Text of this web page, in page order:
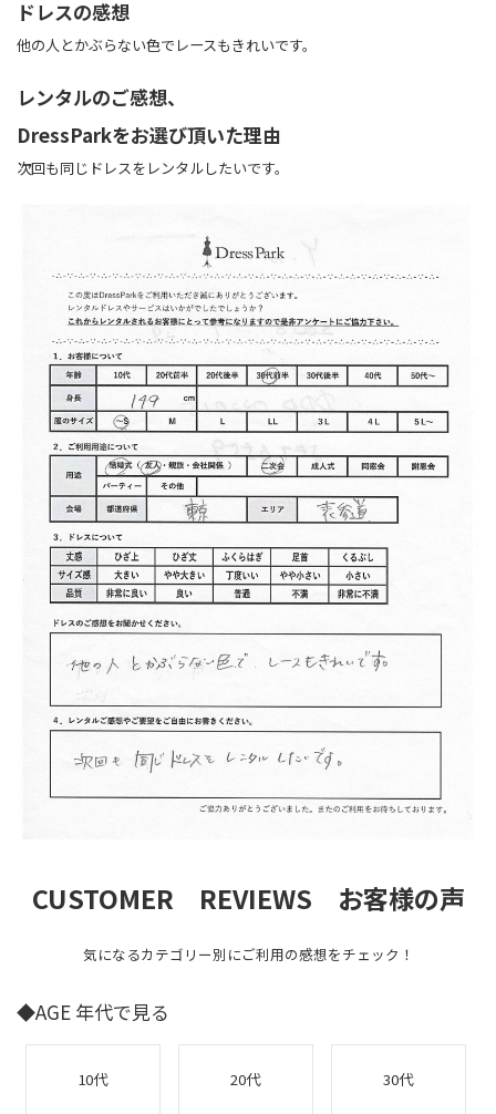
ドレスの感想
他の人とかぶらない色でレースもきれいです。
レンタルのご感想、
DressParkをお選び頂いた理由
次回も同じドレスをレンタルしたいです。
CUSTOMER REVIEWS お客様の声
気になるカテゴリー別にご利用の感想をチェック！
◆AGE 年代で見る
10代 20代 30代